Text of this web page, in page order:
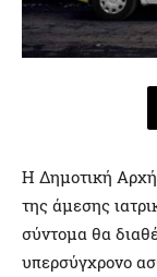
Η Δημοτική
της άμεσης
σύντομα θα
υπερσύγχρονο